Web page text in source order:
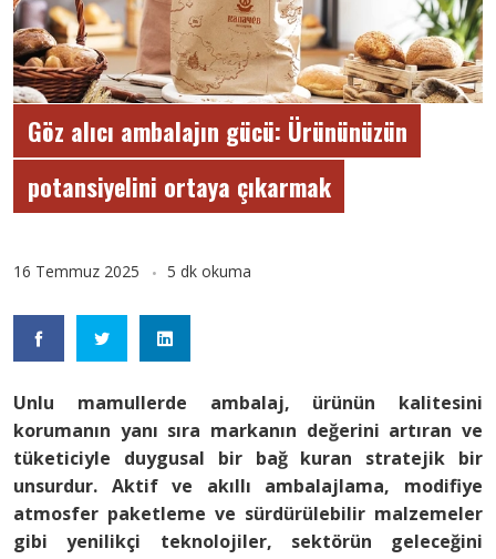
Göz alıcı ambalajın gücü: Ürününüzün
potansiyelini ortaya çıkarmak
16 Temmuz 2025 5 dk okuma
Unlu mamullerde ambalaj, ürünün kalitesini
korumanın yanı sıra markanın değerini artıran ve
tüketiciyle duygusal bir bağ kuran stratejik bir
unsurdur. Aktif ve akıllı ambalajlama, modifiye
atmosfer paketleme ve sürdürülebilir malzemeler
gibi yenilikçi teknolojiler, sektörün geleceğini